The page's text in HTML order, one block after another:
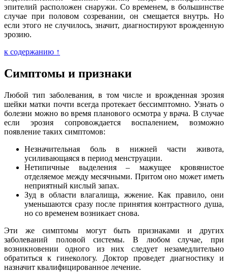
эпителий расположен снаружи. Со временем, в большинстве
случае при половом созревании, он смещается внутрь. Но
если этого не случилось, значит, диагностируют врожденную
эрозию.
к содержанию ↑
Симптомы и признаки
Любой тип заболевания, в том числе и врожденная эрозия
шейки матки почти всегда протекает бессимптомно. Узнать о
болезни можно во время планового осмотра у врача. В случае
если эрозия сопровождается воспалением, возможно
появление таких симптомов:
Незначительная боль в нижней части живота,
усиливающаяся в период менструации.
Нетипичные выделения – мажущее кровянистое
отделяемое между месячными. Притом оно может иметь
неприятный кислый запах.
Зуд в области влагалища, жжение. Как правило, они
уменьшаются сразу после принятия контрастного душа,
но со временем возникает снова.
Эти же симптомы могут быть признаками и других
заболеваний половой системы. В любом случае, при
возникновении одного из них следует незамедлительно
обратиться к гинекологу. Доктор проведет диагностику и
назначит квалифицированное лечение.